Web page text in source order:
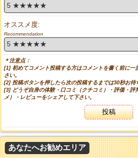
オススメ度:
Recommendation
＊注意点：
[1] 初めてコメント投稿する方はコメントを書く前に一
さい。
[2] 投稿ボタンを押したら次の投稿するまでは30秒お待
[3] どうぞ自身の体験・口コミ（クチコミ）・評価・評
メ）・レビューをシェアして下さい。
投稿
あなたへお勧めエリア